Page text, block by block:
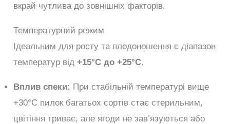
вкрай чутлива до зовнішніх факторів.
Температурний режим
Ідеальним для росту та плодоношення є діапазон
температур від+15°C до +25°C.
Вплив спеки: При стабільній температурі вище
+30°C пилок багатьох сортів стає стерильним,
цвітіння триває, але ягоди не зав’язуються або